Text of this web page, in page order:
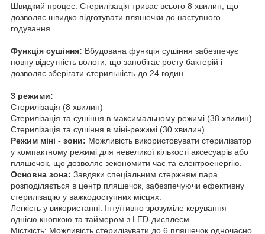
Швидкий процес: Стерилізація триває всього 8 хвилин, що
дозволяє швидко підготувати пляшечки до наступного
годування.
Функція сушіння: Вбудована функція сушіння забезпечує
повну відсутність вологи, що запобігає росту бактерій і
дозволяє зберігати стерильність до 24 годин.
3 режими:
Стерилізація (8 хвилин)
Стерилізація та сушіння в максимальному режимі (38 хвилин)
Стерилізація та сушіння в міні-режимі (30 хвилин)
Режим міні - зони: Можливість використовувати стерилізатор
у компактному режимі для невеликої кількості аксесуарів або
пляшечок, що дозволяє зекономити час та електроенергію.
Основна зона: Завдяки спеціальним стержням пара
розподіляється в центр пляшечок, забезпечуючи ефективну
стерилізацію у важкодоступних місцях.
Легкість у використанні: Інтуїтивно зрозуміле керування
однією кнопкою та таймером з LED-дисплеєм.
Місткість: Можливість стерилізувати до 6 пляшечок одночасно